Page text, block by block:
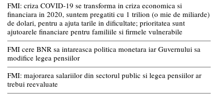
FMI: criza COVID-19 se transforma in criza economica si
financiara in 2020, suntem pregatiti cu 1 trilion (o mie de miliarde)
de dolari, pentru a ajuta tarile in dificultate; prioritatea sunt
ajutoarele financiare pentru familiile si firmele vulnerabile
FMI cere BNR sa intareasca politica monetara iar Guvernului sa
modifice legea pensiilor
FMI: majorarea salariilor din sectorul public si legea pensiilor ar
trebui reevaluate